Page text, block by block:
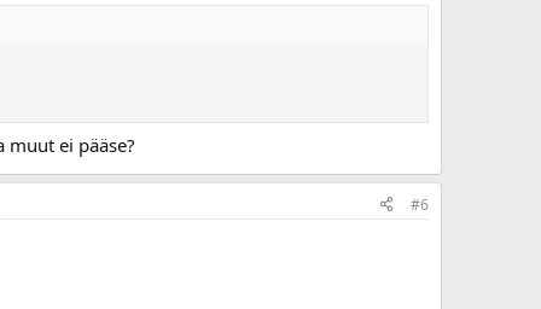
muut ei pääse?
#6